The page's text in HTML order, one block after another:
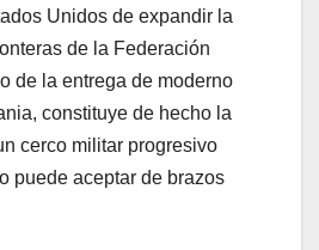
Unidos de expandir la
de la Federación
de la entrega de moderno
constituye de hecho la
cerco militar progresivo
puede aceptar de brazos